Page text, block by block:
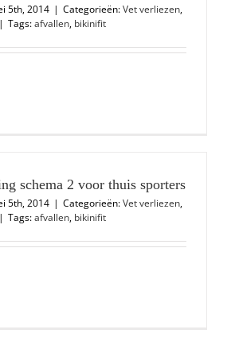
5th, 2014 | Categorieën:Vet verliezen,
| Tags:afvallen, bikinifit
schema 2 voor thuis sporters
5th, 2014 | Categorieën:Vet verliezen,
| Tags:afvallen, bikinifit